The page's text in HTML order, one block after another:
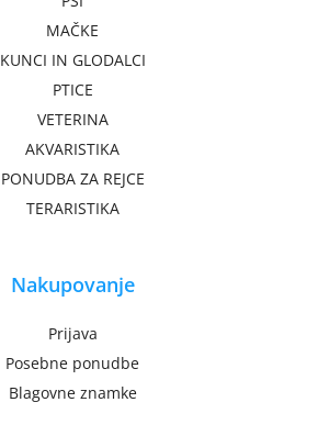
MAČKE
KUNCI IN GLODALCI
PTICE
VETERINA
AKVARISTIKA
PONUDBA ZA REJCE
TERARISTIKA
Nakupovanje
Prijava
Posebne ponudbe
Blagovne znamke